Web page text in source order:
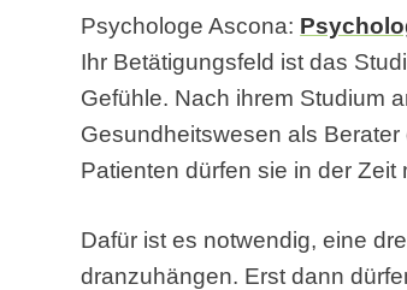
Psychologe Ascona:
Ihr Betätigungsfeld ist das
Gefühle. Nach ihrem Studium
Gesundheitswesen als
Patienten dürfen sie in der Zeit
Dafür ist es notwendig, eine
dranzuhängen. Erst dann